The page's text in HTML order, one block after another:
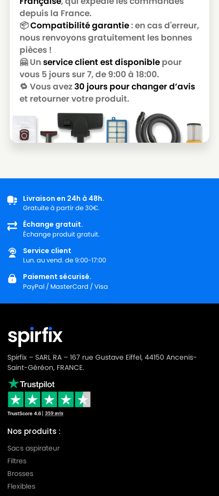
depuis la France.
📦Compatibilité garantie: en cas d'erreur,
nous renvoyons gratuitement les bonnes
pièces !
🤗 Un service client est disponible pour
vous 5 jours sur 7, de 9:00 à 18:00.
🔁 Vous avez30 jours pour changer d’avis
et retourner votre produit.
Livraison en 24h à 48h.
Gratuite à partir de 30€.
Échange gratuit.
Échange produit gratuit.
Service client
Lun. au vend. de 9:00-17:00
Paiement sécurisé.
PayPal / MasterCard / Visa
Spirfix – SARL RA – 167 rue Gustave Eiffel, 44150 Ancenis-
Saint-Géréon, FRANCE.
Nos produits :
Sacs aspirateur
Filtres
Brosses
Flexibles